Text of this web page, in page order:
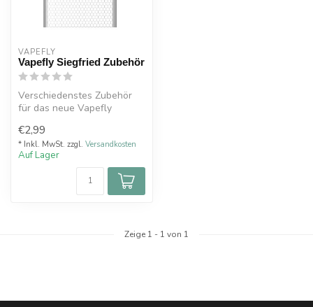
VAPEFLY
Vapefly Siegfried Zubehör
Verschiedenstes Zubehör
für das neue Vapefly
€2,99
* Inkl. MwSt. zzgl. Versandkosten
Auf Lager
Zeige 1 - 1 von 1